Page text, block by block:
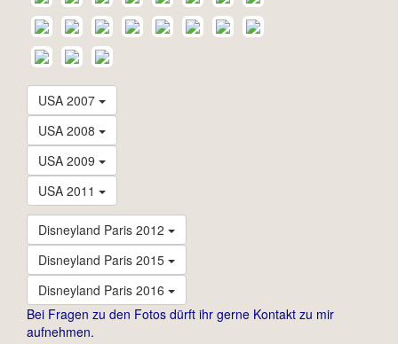
USA 2007
USA 2008
USA 2009
USA 2011
Disneyland Paris 2012
Disneyland Paris 2015
Disneyland Paris 2016
Bei Fragen zu den Fotos dürft ihr gerne Kontakt zu mir
aufnehmen.